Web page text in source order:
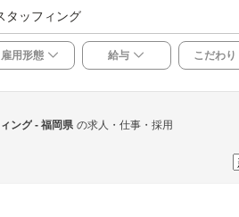
タッフィング
雇用形態 給与 こだわり
ング - 福岡県 の求人・仕事・採用